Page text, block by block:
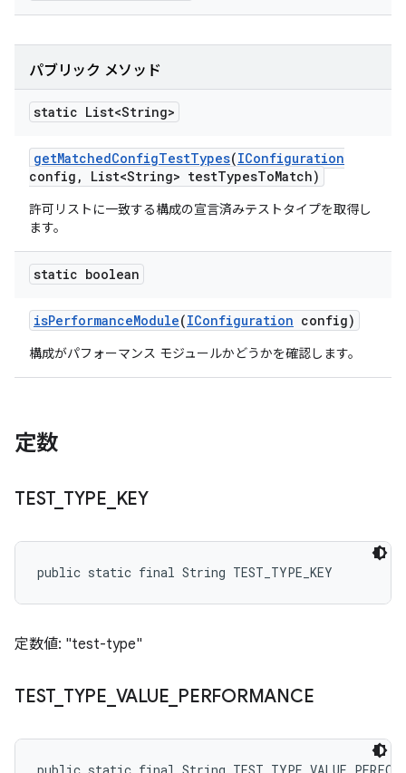
パブリック メソッド
static List<String>
getMatchedConfigTestTypes(IConfiguration
config , List<String> testTypesToMatch)
許可リストに一致する構成の宣言済みテストタイプを取得し
ます。
static boolean
isPerformanceModule(IConfiguration config)
構成がパフォーマンス モジュールかどうかを確認します。
定数
TEST_ TYPE KEY
public static final String TEST_TYPE_KEY
定数値: "test-type"
TEST_ TYPE VALUE PERFORMANCE